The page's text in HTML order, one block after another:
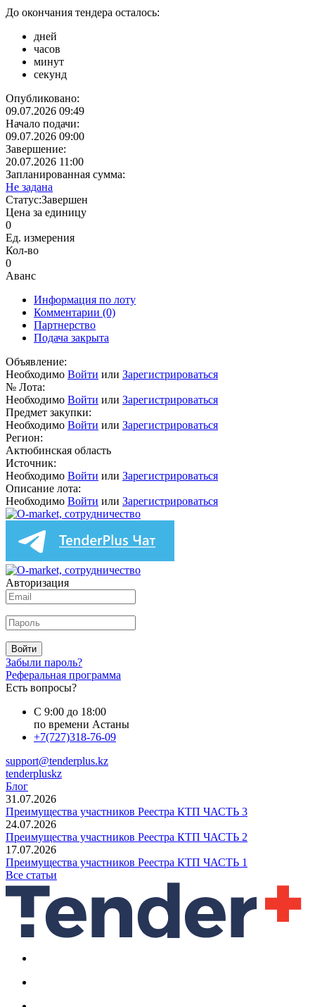
До окончания тендера осталось:
дней
часов
минут
секунд
Опубликовано:
09.07.2026 09:49
Начало подачи:
09.07.2026 09:00
Завершение:
20.07.2026 11:00
Запланированная сумма:
Не задана
Статус:Завершен
Цена за единицу
0
Ед. измерения
Кол-во
0
Аванс
Информация по лоту
Комментарии (0)
Партнерство
Подача закрыта
Объявление:
Необходимо Войти или Зарегистрироваться
№ Лота:
Необходимо Войти или Зарегистрироваться
Предмет закупки:
Необходимо Войти или Зарегистрироваться
Регион:
Актюбинская область
Источник:
Необходимо Войти или Зарегистрироваться
Описание лота:
Необходимо Войти или Зарегистрироваться
Авторизация
Войти
Забыли пароль?
Реферальная программа
Есть вопросы?
С 9:00 до 18:00
по времени Астаны
+7(727)318-76-09
support@tenderplus.kz
tenderpluskz
Блог
31.07.2026
Преимущества участников Реестра КТП ЧАСТЬ 3
24.07.2026
Преимущества участников Реестра КТП ЧАСТЬ 2
17.07.2026
Преимущества участников Реестра КТП ЧАСТЬ 1
Все статьи